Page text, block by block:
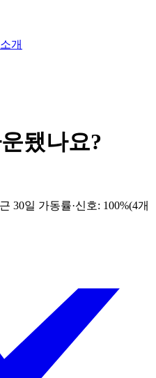
소개
됐나요?
30일 가동률·신호: 100%(4개